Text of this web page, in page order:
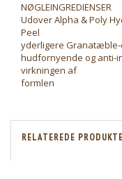
NØGLEINGREDIENSER
Udover Alpha & Poly
Peel
yderligere
hudfornyende og anti-
virkningen af
formlen
RELATEREDE